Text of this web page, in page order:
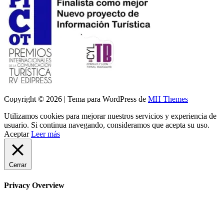
Copyright © 2026 | Tema para WordPress de MH Themes
Utilizamos cookies para mejorar nuestros servicios y experiencia de
usuario. Si continua navegando, consideramos que acepta su uso.
Aceptar Leer más
Cerrar
Privacy Overview